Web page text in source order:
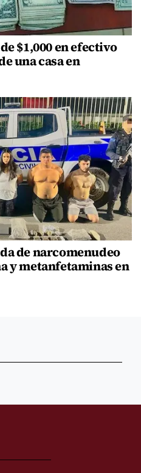
$1,000 en efectivo
una casa en
de narcomenudeo
y metanfetaminas en